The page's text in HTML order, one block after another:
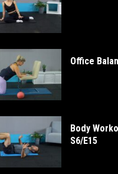
Office
Body
S6/E15